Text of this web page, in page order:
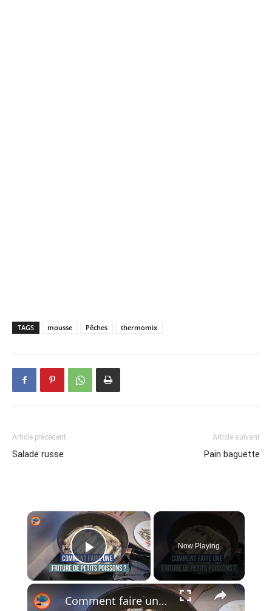
TAGS mousse Pêches thermomix
Article précédent
Salade russe
Article suivant
Pain baguette
×
Play Video
Now Playing
×
Comment faire une friture de petits poissons ? (Lançons et Éperlans)